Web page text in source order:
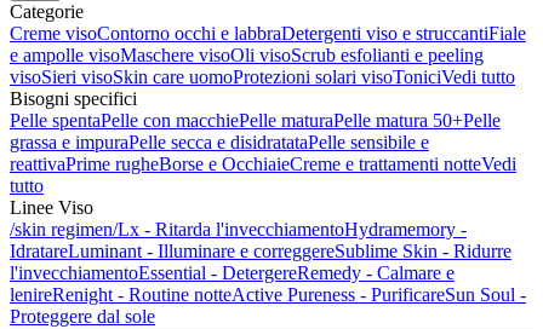
Categorie
Creme visoContorno occhi e labbraDetergenti viso e struccantiFiale
e ampolle visoMaschere visoOli visoScrub esfolianti e peeling
visoSieri visoSkin care uomoProtezioni solari visoToniciVedi tutto
Bisogni specifici
Pelle spentaPelle con macchiePelle maturaPelle matura 50+Pelle
grassa e impuraPelle secca e disidratataPelle sensibile e
reattivaPrime rugheBorse e OcchiaieCreme e trattamenti notteVedi
tutto
Linee Viso
/skin regimen/Lx - Ritarda l'invecchiamentoHydramemory -
IdratareLuminant - Illuminare e correggereSublime Skin - Ridurre
l'invecchiamentoEssential - DetergereRemedy - Calmare e
lenireRenight - Routine notteActive Pureness - PurificareSun Soul -
Proteggere dal sole